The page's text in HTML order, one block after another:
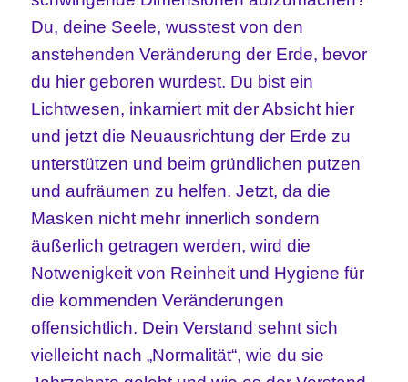
Du, deine Seele, wusstest von den
anstehenden Veränderung der Erde, bevor
du hier geboren wurdest. Du bist ein
Lichtwesen, inkarniert mit der Absicht hier
und jetzt die Neuausrichtung der Erde zu
unterstützen und beim gründlichen putzen
und aufräumen zu helfen. Jetzt, da die
Masken nicht mehr innerlich sondern
äußerlich getragen werden, wird die
Notwenigkeit von Reinheit und Hygiene für
die kommenden Veränderungen
offensichtlich. Dein Verstand sehnt sich
vielleicht nach „Normalität“, wie du sie